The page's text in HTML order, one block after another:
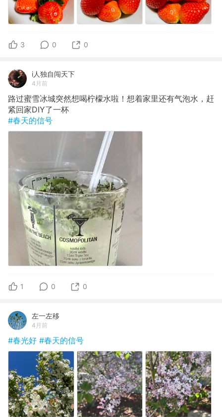
3 0 0
i人独自闯天下
4月前
路过蜜雪冰城突然想喝柠檬水啦！想着家里还有气泡水，赶
紧回家DIY了一杯
#春天的信号
1 0 0
左一左移
4月前
#春光好 #春天的信号